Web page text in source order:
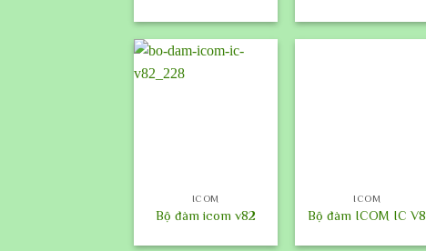
ICOM
Bộ đàm icom v82
ICOM
Bộ đàm ICOM IC V8